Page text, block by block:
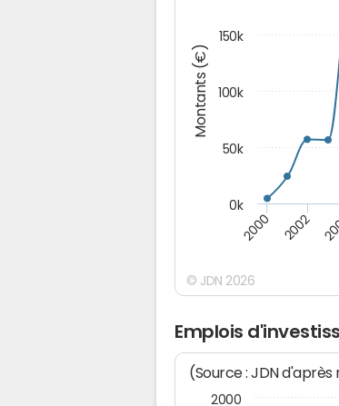
Montants (€)
2000 2002
0k
50k
100k
150k
© JDN 2026
Emplois
(Source : JDN
2000